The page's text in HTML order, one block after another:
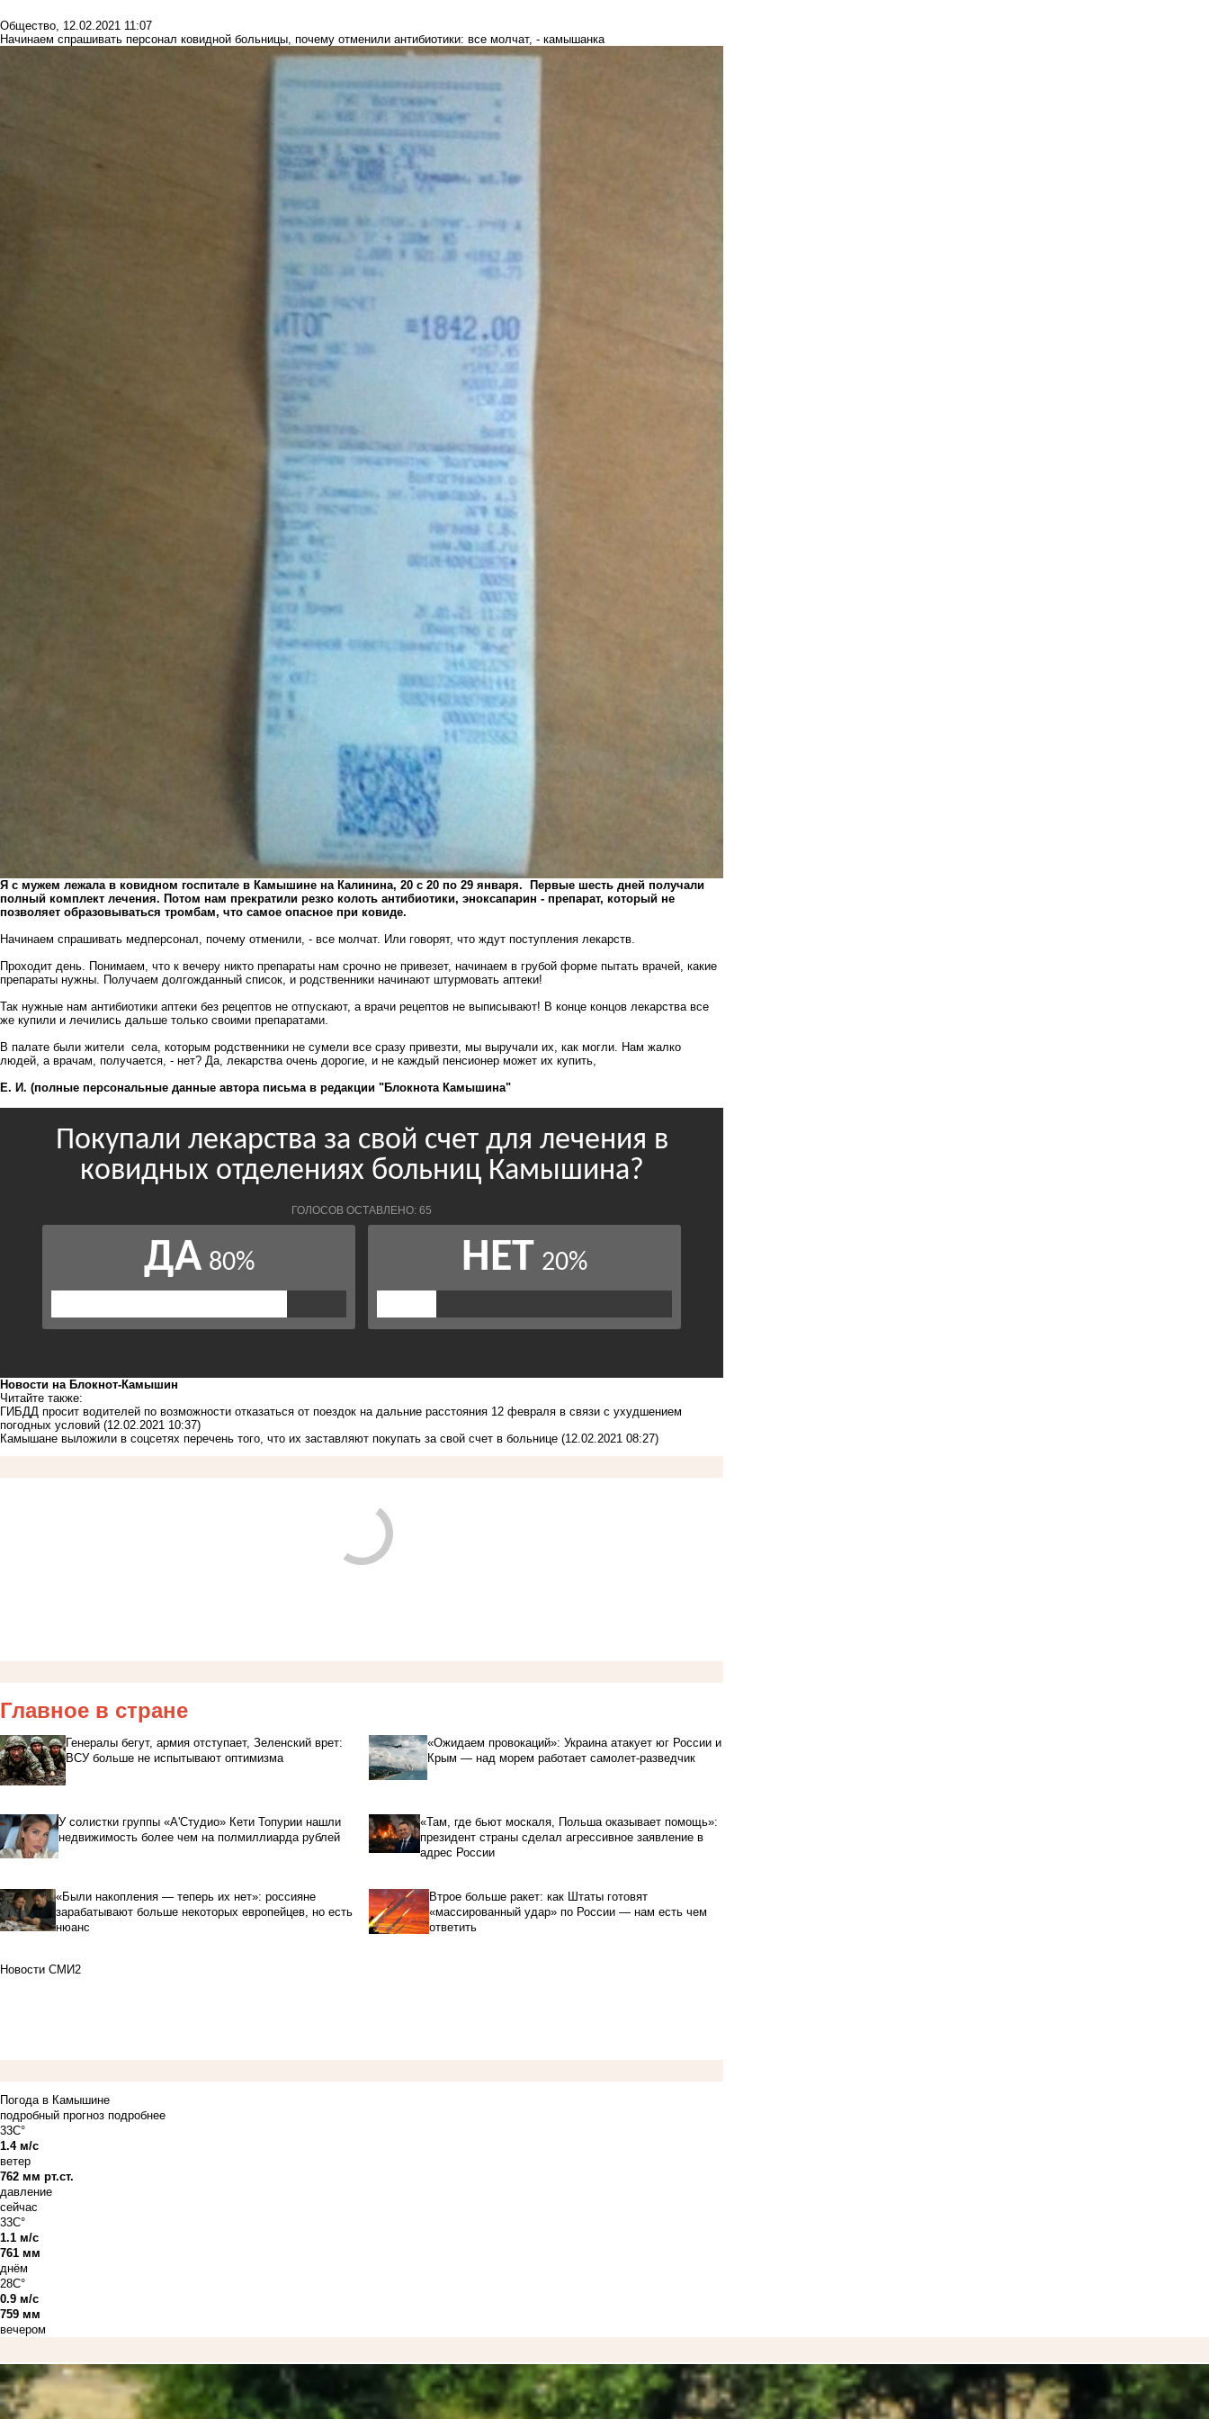
Общество, 12.02.2021 11:07
Начинаем спрашивать персонал ковидной больницы, почему отменили антибиотики: все молчат, - камышанка
Я с мужем лежала в ковидном госпитале в Камышине на Калинина, 20 с 20 по 29 января. Первые шесть дней получали
полный комплект лечения. Потом нам прекратили резко колоть антибиотики, эноксапарин - препарат, который не
позволяет образовываться тромбам, что самое опасное при ковиде.
Начинаем спрашивать медперсонал, почему отменили, - все молчат. Или говорят, что ждут поступления лекарств.
Проходит день. Понимаем, что к вечеру никто препараты нам срочно не привезет, начинаем в грубой форме пытать врачей, какие
препараты нужны. Получаем долгожданный список, и родственники начинают штурмовать аптеки!
Так нужные нам антибиотики аптеки без рецептов не отпускают, а врачи рецептов не выписывают! В конце концов лекарства все
же купили и лечились дальше только своими препаратами.
В палате были жители села, которым родственники не сумели все сразу привезти, мы выручали их, как могли. Нам жалко
людей, а врачам, получается, - нет? Да, лекарства очень дорогие, и не каждый пенсионер может их купить,
Е. И. (полные персональные данные автора письма в редакции "Блокнота Камышина"
Новости на Блoкнoт-Камышин
Читайте также:
ГИБДД просит водителей по возможности отказаться от поездок на дальние расстояния 12 февраля в связи с ухудшением
погодных условий (12.02.2021 10:37)
Камышане выложили в соцсетях перечень того, что их заставляют покупать за свой счет в больнице (12.02.2021 08:27)
Главное в стране
Генералы бегут, армия отступает, Зеленский врет:
ВСУ больше не испытывают оптимизма
«Ожидаем провокаций»: Украина атакует юг России и
Крым — над морем работает самолет-разведчик
У солистки группы «А'Студио» Кети Топурии нашли
недвижимость более чем на полмиллиарда рублей
«Там, где бьют москаля, Польша оказывает помощь»:
президент страны сделал агрессивное заявление в
адрес России
«Были накопления — теперь их нет»: россияне
зарабатывают больше некоторых европейцев, но есть
нюанс
Втрое больше ракет: как Штаты готовят
«массированный удар» по России — нам есть чем
ответить
Новости СМИ2
Погода в Камышине
подробный прогноз подробнее
33C°
1.4 м/с
ветер
762 мм рт.ст.
давление
сейчас
33C°
1.1 м/с
761 мм
днём
28C°
0.9 м/с
759 мм
вечером